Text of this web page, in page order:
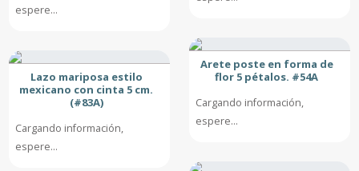
espere...
Lazo mariposa estilo
mexicano con cinta 5 cm.
(#83A)
Cargando información,
espere...
Arete poste en forma de
flor 5 pétalos. #54A
Cargando información,
espere...